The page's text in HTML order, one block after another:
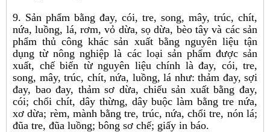
9. Sản phẩm bằng đay, cói, tre, song, mây, trúc, chít,
nứa, luồng, lá, rơm, vỏ dừa, sọ dừa, bèo tây và các sản
phẩm thủ công khác sản xuất bằng nguyên liệu tận
dụng từ nông nghiệp là các loại sản phẩm được sản
xuất, chế biến từ nguyên liệu chính là đay, cói, tre,
song, mây, trúc, chít, nứa, luồng, lá như: thảm đay, sợi
đay, bao đay, thảm sơ dừa, chiếu sản xuất bằng đay,
cói; chổi chít, dây thừng, dây buộc làm bằng tre nứa,
xơ dừa; rèm, mành bằng tre, trúc, nứa, chổi tre, nón lá;
đũa tre, đũa luồng; bông sơ chế; giấy in báo.